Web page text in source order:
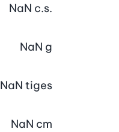
NaN c.s.
NaN g
NaN tiges
NaN cm